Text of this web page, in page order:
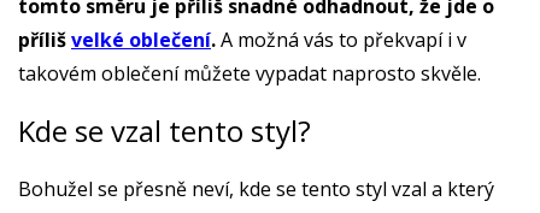
tomto směru je příliš snadné odhadnout, že jde o
přílišvelké oblečení.A možná vás to překvapí i v
takovém oblečení můžete vypadat naprosto skvěle.
Kde se vzal tento styl?
Bohužel se přesně neví, kde se tento styl vzal a který